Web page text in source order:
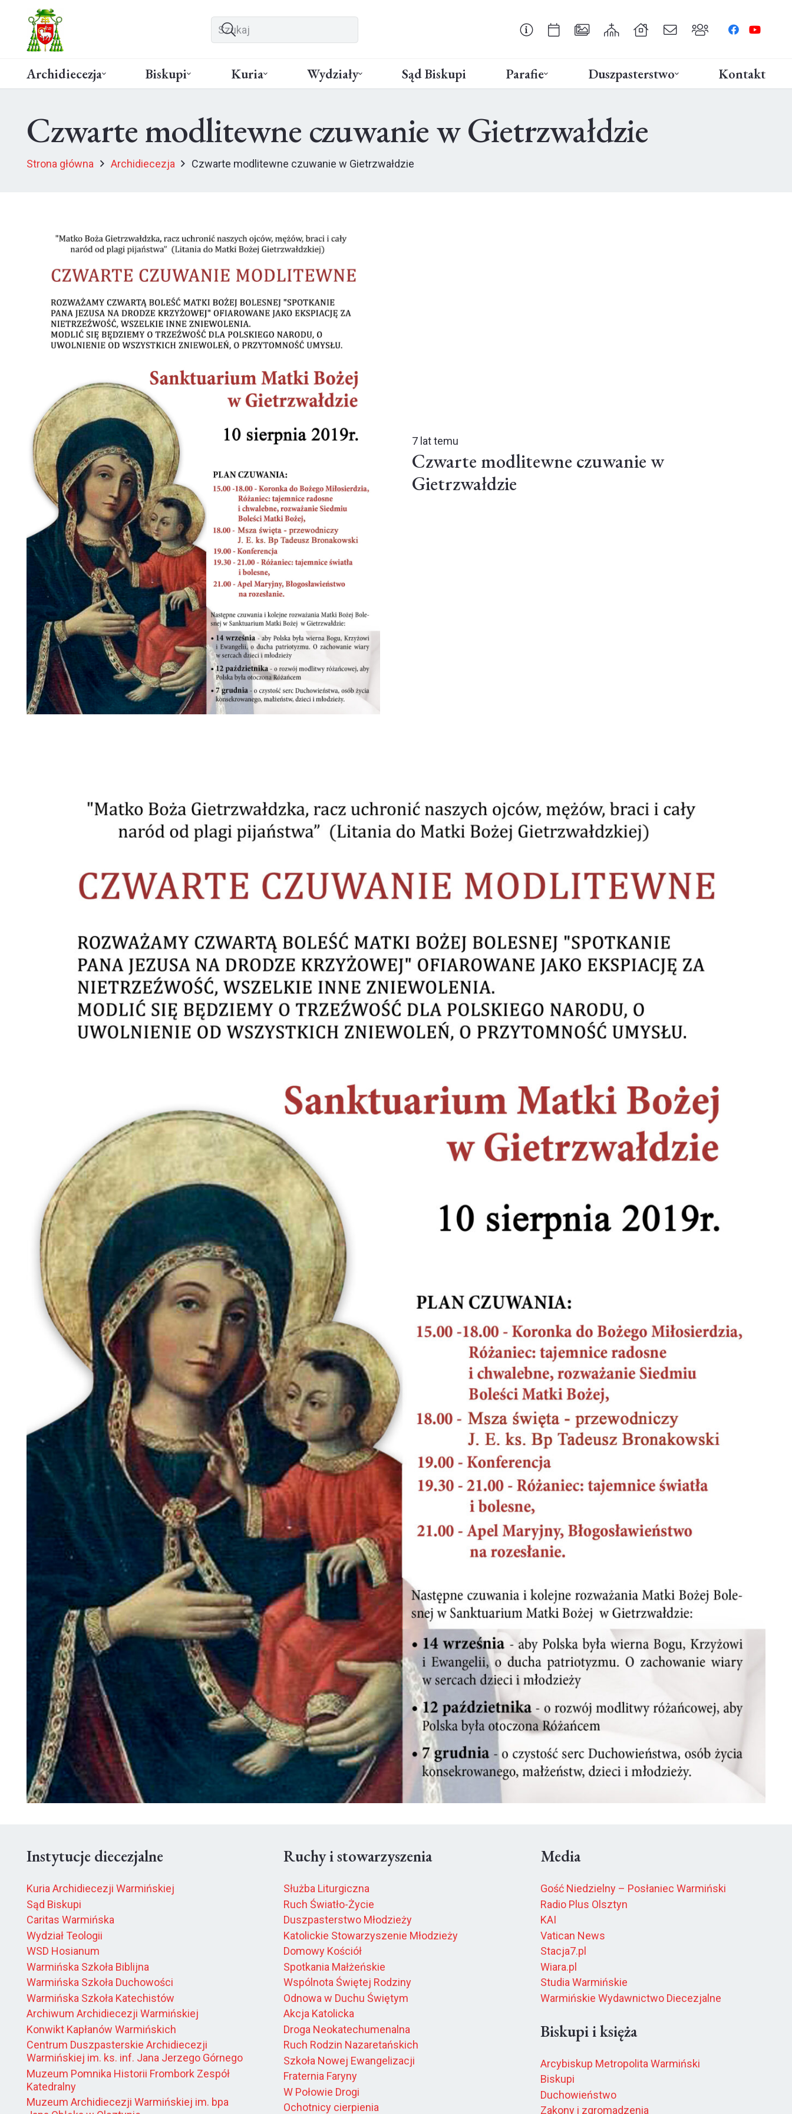
Archidiecezja Biskupi Kuria Wydziały Sąd Biskupi Parafie Duszpasterstwo Kontakt
Czwarte modlitewne czuwanie w Gietrzwałdzie
Strona główna Archidiecezja Czwarte modlitewne czuwanie w Gietrzwałdzie
7 lat temu
Czwarte modlitewne czuwanie w
Gietrzwałdzie
Instytucje diecezjalne
Kuria Archidiecezji Warmińskiej
Sąd Biskupi
Caritas Warmińska
Wydział Teologii
WSD Hosianum
Warmińska Szkoła Biblijna
Warmińska Szkoła Duchowości
Warmińska Szkoła Katechistów
Archiwum Archidiecezji Warmińskiej
Konwikt Kapłanów Warmińskich
Centrum Duszpasterskie Archidiecezji
Warmińskiej im. ks. inf. Jana Jerzego Górnego
Muzeum Pomnika Historii Frombork Zespół
Katedralny
Muzeum Archidiecezji Warmińskiej im. bpa
Ruchy i stowarzyszenia
Służba Liturgiczna
Ruch Światło-Życie
Duszpasterstwo Młodzieży
Katolickie Stowarzyszenie Młodzieży
Domowy Kościół
Spotkania Małżeńskie
Wspólnota Świętej Rodziny
Odnowa w Duchu Świętym
Akcja Katolicka
Droga Neokatechumenalna
Ruch Rodzin Nazaretańskich
Szkoła Nowej Ewangelizacji
Fraternia Faryny
W Połowie Drogi
Ochotnicy cierpienia
Media
Gość Niedzielny – Posłaniec Warmiński
Radio Plus Olsztyn
KAI
Vatican News
Stacja7.pl
Wiara.pl
Studia Warmińskie
Warmińskie Wydawnictwo Diecezjalne
Biskupi i księża
Arcybiskup Metropolita Warmiński
Biskupi
Duchowieństwo
Zakony i zgromadzenia